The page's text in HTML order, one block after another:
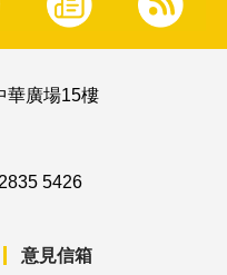
華廣場15樓
5426
意見信箱